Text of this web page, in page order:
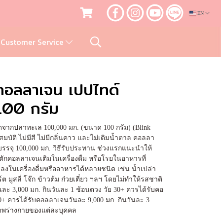
EN
Customer Service
ลลาเจน เปปไทด์
กรัม
ากปลาทะเล 100,000 มก. (ขนาด 100 กรัม) (Blink
ณสมบัติ ไม่มีสี ไม่มีกลิ่นคาว และไม่เติมน้ำตาล คอลลา
จุ 100,000 มก. วิธีรับประทาน ช่วงแรกแนะนำให้
อลลาเจนเติมในเครื่องดื่ม หรือโรยในอาหารที่
ในเครื่องดื่มหรืออาหารได้หลายชนิด เช่น น้ำเปล่า
มูสลี่ โจ๊ก ข้าวต้ม ก๋วยเตี๋ยว ฯลฯ โดยไม่ทำให้รสชาติ
ะ 3,000 มก. กินวันละ 1 ช้อนตวง วัย 30+ ควรได้รับคอ
ควรได้รับคอลลาเจนวันละ 9,000 มก. กินวันละ 3
ร่างกายของแต่ละบุคคล